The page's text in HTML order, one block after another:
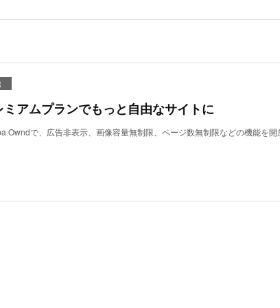
ミアムプランでもっと自由なサイトに
Owndで、広告非表示、画像容量無制限、ページ数無制限などの機能を開